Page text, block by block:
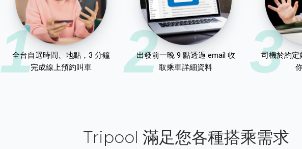
1
全台自選時間、地點，3 分鐘
完成線上預約叫車
2
出發前一晚 9 點透過 email 收
取乘車詳細資料
3
司機於約定
Tripool 滿足您各種搭乘需求